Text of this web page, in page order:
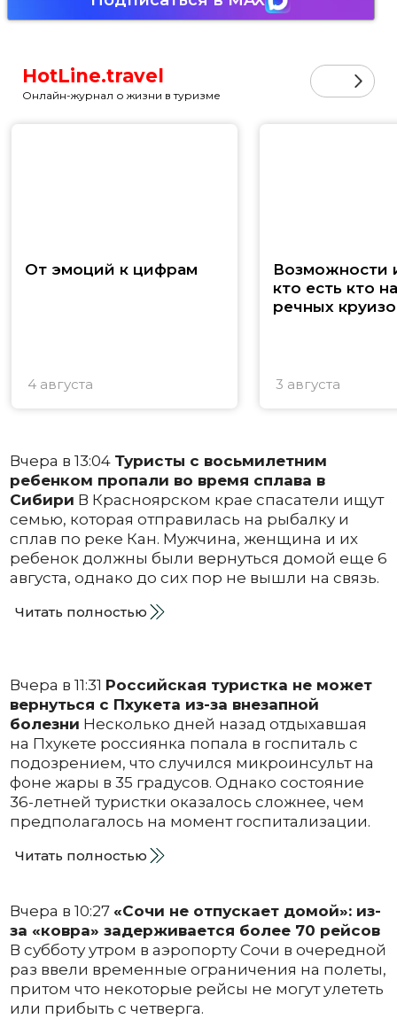
HotLine.travel
Онлайн-журнал о жизни в туризме
От эмоций к цифрам
4 августа
Возможности
кто есть кто
речных
3 августа
Вчера в 13:04 Туристы с восьмилетним
ребенком пропали во время сплава в
Сибири В Красноярском крае спасатели ищут
семью, которая отправилась на рыбалку и
сплав по реке Кан. Мужчина, женщина и их
ребенок должны были вернуться домой еще 6
августа, однако до сих пор не вышли на связь.
Читать полностью
Вчера в 11:31 Российская туристка не может
вернуться с Пхукета из-за внезапной
болезни Несколько дней назад отдыхавшая
на Пхукете россиянка попала в госпиталь с
подозрением, что случился микроинсульт на
фоне жары в 35 градусов. Однако состояние
36-летней туристки оказалось сложнее, чем
предполагалось на момент госпитализации.
Читать полностью
Вчера в 10:27 «Сочи не отпускает домой»: из-
за «ковра» задерживается более 70 рейсов
В субботу утром в аэропорту Сочи в очередной
раз ввели временные ограничения на полеты,
притом что некоторые рейсы не могут улететь
или прибыть с четверга.